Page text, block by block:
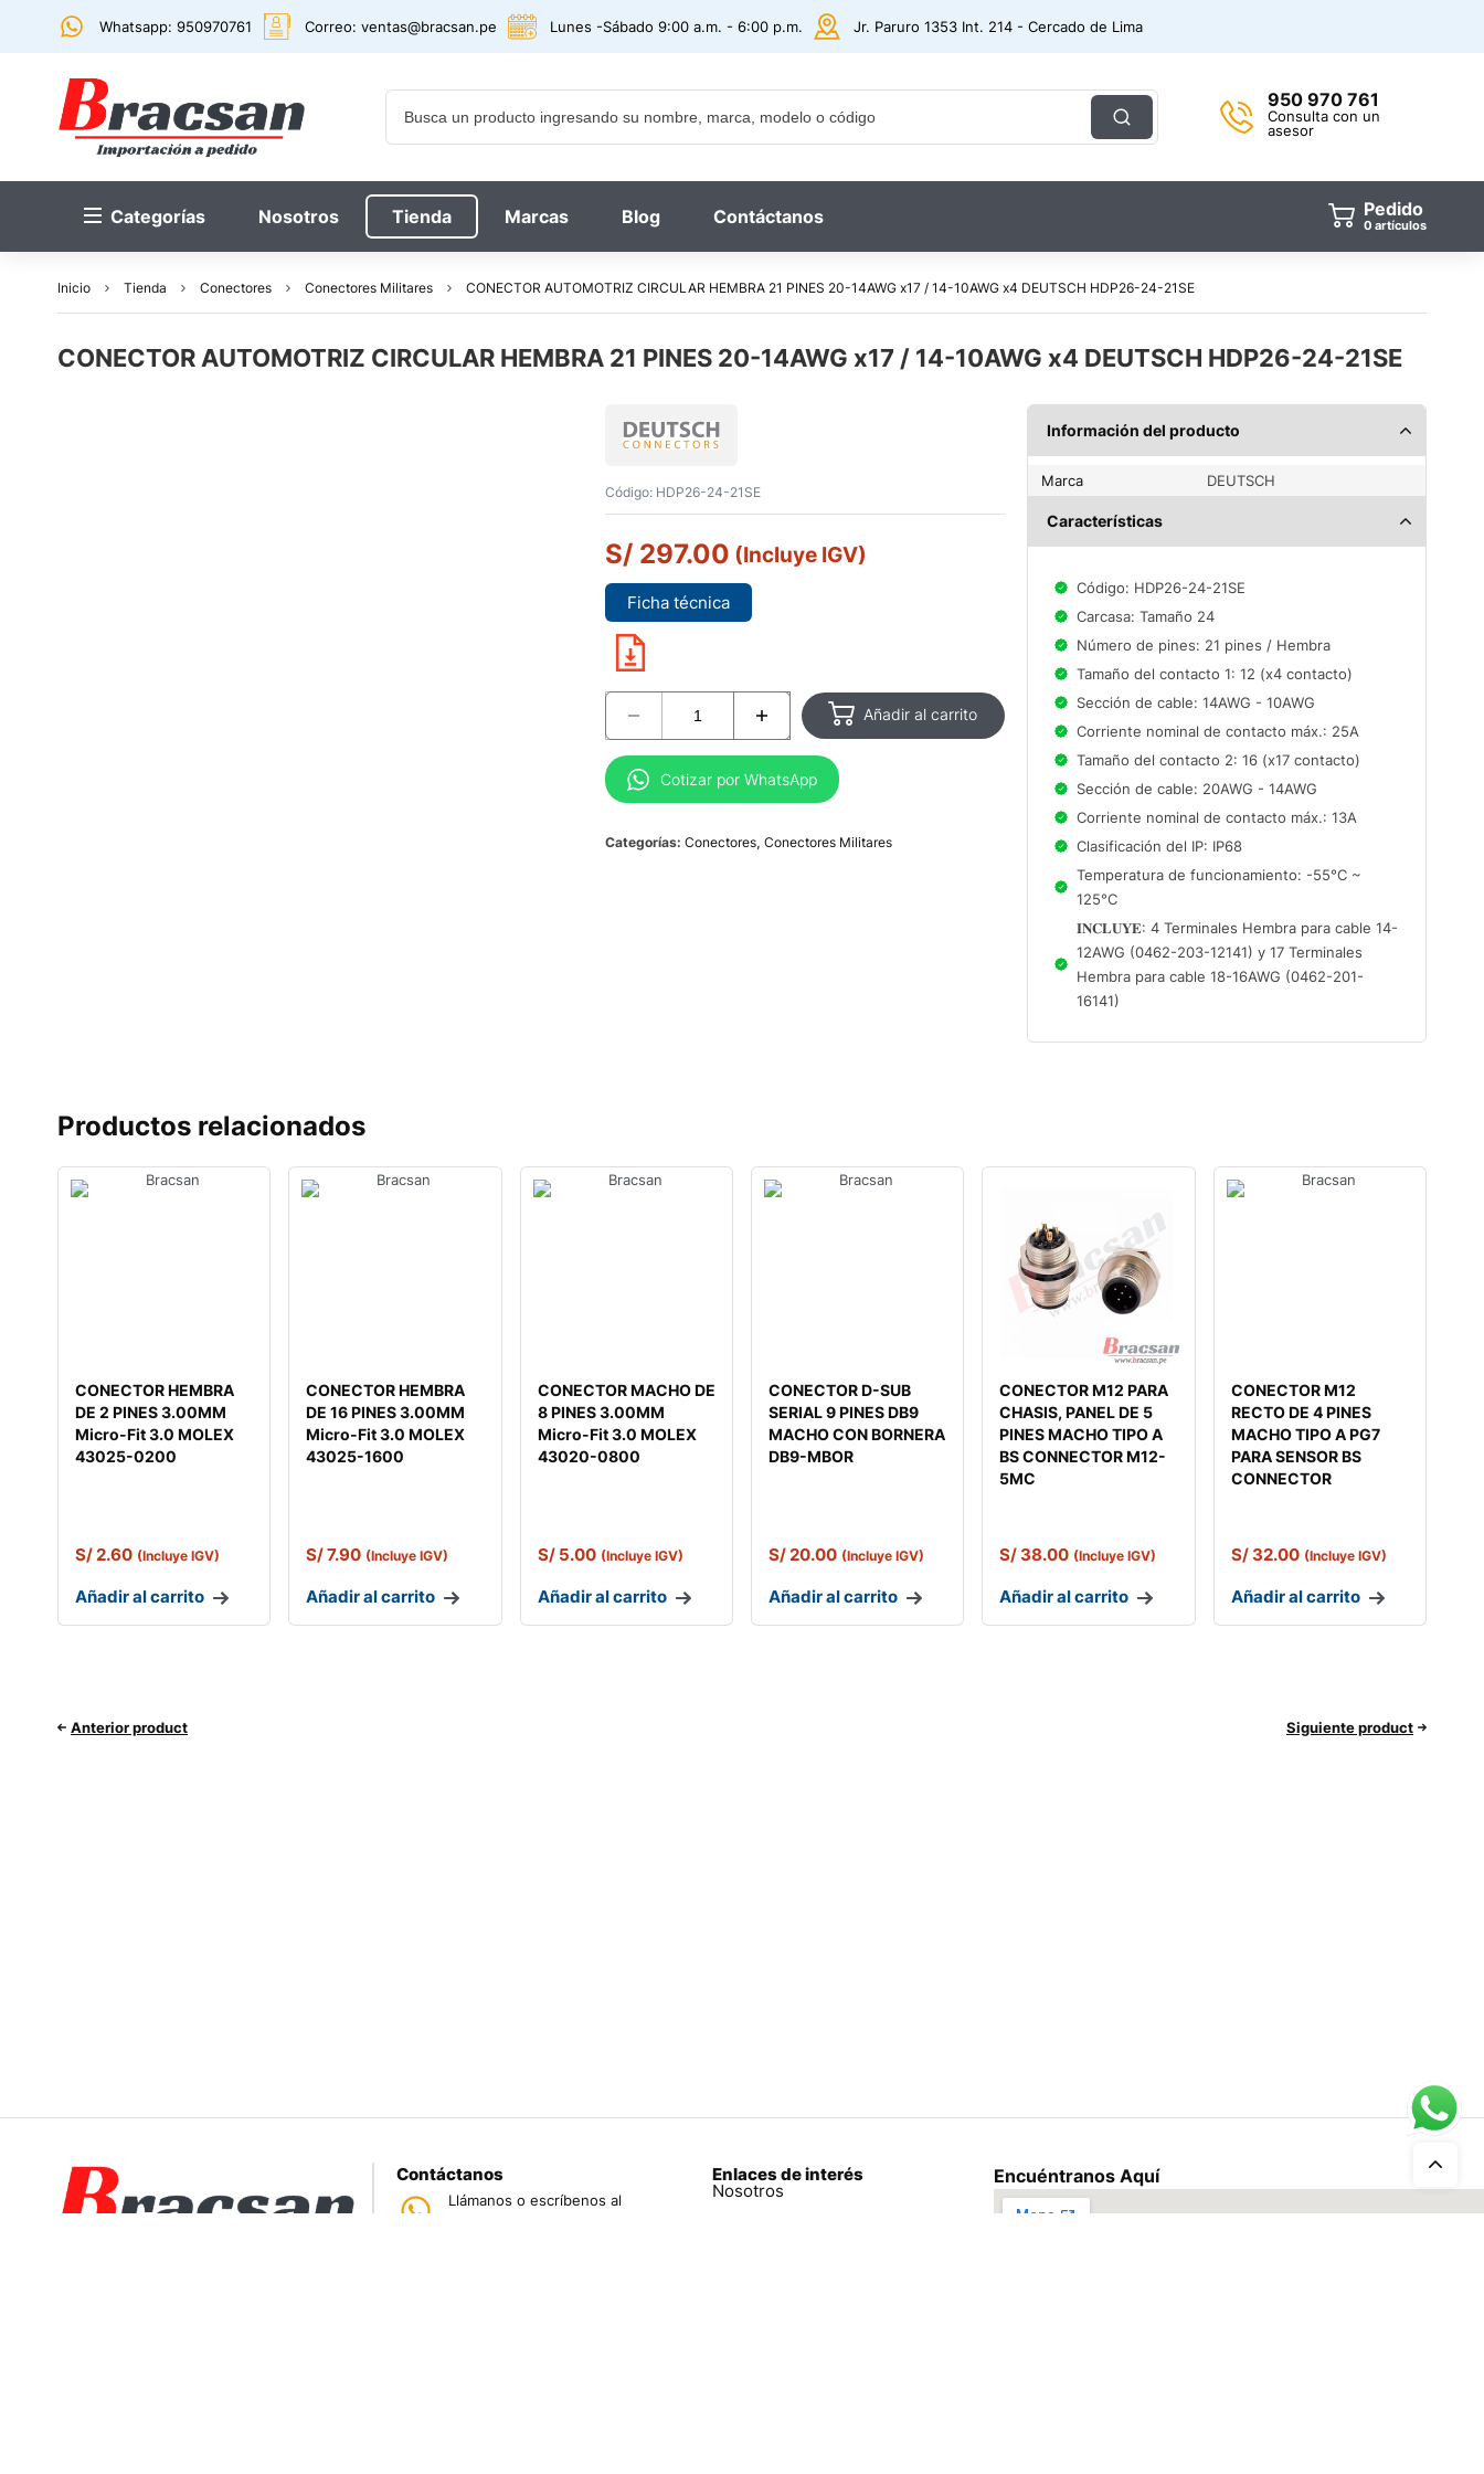
Whatsapp: 950970761 Correo: ventas@bracsan.pe Lunes -Sábado 9:00 a.m. - 6:00 p.m. Jr. Paruro 1353 Int. 214 - Cercado de Lima
950 970 761
Consulta con un
asesor
Categorías Nosotros Tienda Marcas Blog Contáctanos Pedido
0 artículos
Inicio Tienda Conectores Conectores Militares CONECTOR AUTOMOTRIZ CIRCULAR HEMBRA 21 PINES 20-14AWG x17 / 14-10AWG x4 DEUTSCH HDP26-24-21SE
CONECTOR AUTOMOTRIZ CIRCULAR HEMBRA 21 PINES 20-14AWG x17 / 14-10AWG x4 DEUTSCH HDP26-24-21SE
Código: HDP26-24-21SE
S/ 297.00 (Incluye IGV)
Ficha técnica
Añadir al carrito
Cotizar por WhatsApp
Categorías: Conectores, Conectores Militares
Información del producto
Marca DEUTSCH
Características
Código: HDP26-24-21SE
Carcasa: Tamaño 24
Número de pines: 21 pines / Hembra
Tamaño del contacto 1: 12 (x4 contacto)
Sección de cable: 14AWG - 10AWG
Corriente nominal de contacto máx.: 25A
Tamaño del contacto 2: 16 (x17 contacto)
Sección de cable: 20AWG - 14AWG
Corriente nominal de contacto máx.: 13A
Clasificación del IP: IP68
Temperatura de funcionamiento: -55°C ~
125°C
𝐈𝐍𝐂𝐋𝐔𝐘𝐄: 4 Terminales Hembra para cable 14-
12AWG (0462-203-12141) y 17 Terminales
Hembra para cable 18-16AWG (0462-201-
16141)
Productos relacionados
CONECTOR HEMBRA
DE 2 PINES 3.00MM
Micro-Fit 3.0 MOLEX
43025-0200
S/2.60 (Incluye IGV)
Añadir al carrito
CONECTOR HEMBRA
DE 16 PINES 3.00MM
Micro-Fit 3.0 MOLEX
43025-1600
S/7.90 (Incluye IGV)
Añadir al carrito
CONECTOR MACHO DE
8 PINES 3.00MM
Micro-Fit 3.0 MOLEX
43020-0800
S/5.00 (Incluye IGV)
Añadir al carrito
CONECTOR D-SUB
SERIAL 9 PINES DB9
MACHO CON BORNERA
DB9-MBOR
S/20.00 (Incluye IGV)
Añadir al carrito
CONECTOR M12 PARA
CHASIS, PANEL DE 5
PINES MACHO TIPO A
BS CONNECTOR M12-
5MC
S/38.00 (Incluye IGV)
Añadir al carrito
CONECTOR M12
RECTO DE 4 PINES
MACHO TIPO A PG7
PARA SENSOR BS
CONNECTOR
S/32.00 (Incluye IGV)
Añadir al carrito
Anterior product Siguiente product
Contáctanos
Llámanos o escríbenos al
Enlaces de interés
Nosotros
Encuéntranos Aquí